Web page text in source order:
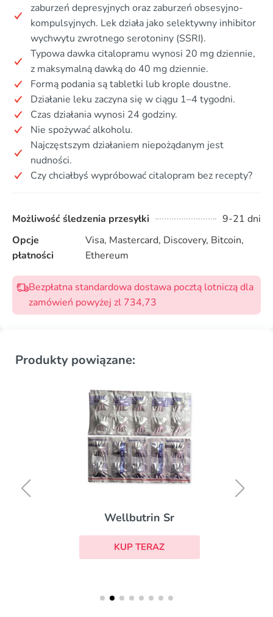
zaburzeń depresyjnych oraz zaburzeń obsesyjno-
kompulsyjnych. Lek działa jako selektywny inhibitor
wychwytu zwrotnego serotoniny (SSRI).
Typowa dawka citalopramu wynosi 20 mg dziennie,
z maksymalną dawką do 40 mg dziennie.
Formą podania są tabletki lub krople doustne.
Działanie leku zaczyna się w ciągu 1–4 tygodni.
Czas działania wynosi 24 godziny.
Nie spożywać alkoholu.
Najczęstszym działaniem niepożądanym jest
nudności.
Czy chciałbyś wypróbować citalopram bez recepty?
Możliwość śledzenia przesyłki
9-21 dni
Opcje
płatności
Visa, Mastercard, Discovery, Bitcoin,
Ethereum
Bezpłatna standardowa dostawa pocztą lotniczą dla
zamówień powyżej zl 734,73
Produkty powiązane:
Wellbutrin Sr
KUP TERAZ